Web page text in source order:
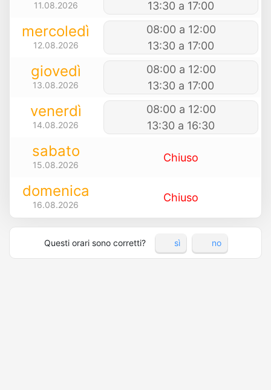
11.08.2026
13:30 a 17:00
mercoledì
12.08.2026
08:00 a 12:00
13:30 a 17:00
giovedì
13.08.2026
08:00 a 12:00
13:30 a 17:00
venerdì
14.08.2026
08:00 a 12:00
13:30 a 16:30
sabato
15.08.2026
Chiuso
domenica
16.08.2026
Chiuso
Questi orari sono corretti? sì no